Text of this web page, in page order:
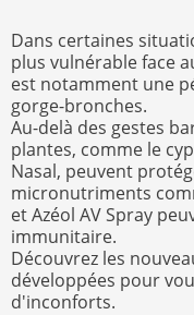
Dans certaines
plus vulnérable face
est notamment une
gorge-bronches.
Au-delà des gestes
plantes, comme le
Nasal, peuvent
micronutriments
et Azéol AV Spray
immunitaire.
Découvrez les
développées pour
d'inconforts.